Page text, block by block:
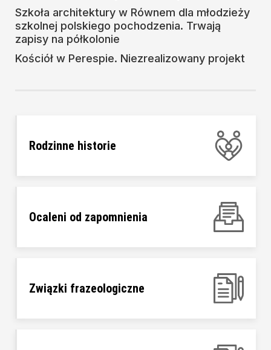
Szkoła architektury w Równem dla młodzieży
szkolnej polskiego pochodzenia. Trwają
zapisy na półkolonie
Kościół w Perespie. Niezrealizowany projekt
Rodzinne historie
Ocaleni od zapomnienia
Związki frazeologiczne